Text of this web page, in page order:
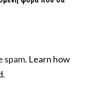
spam. Learn how